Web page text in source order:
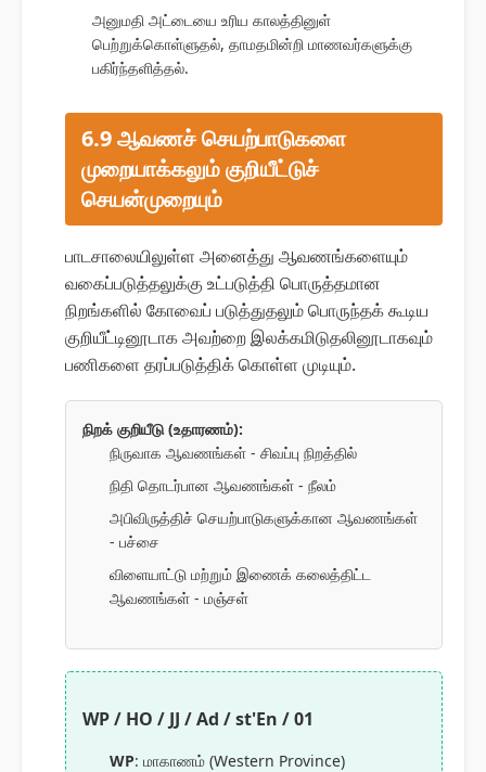
அனுமதி அட்டையை உரிய காலத்தினுள்
பெற்றுக்கொள்ளுதல், தாமதமின்றி மாணவர்களுக்கு
பகிர்ந்தளித்தல்.
6.9 ஆவணச் செயற்பாடுகளை
முறையாக்கலும் குறியீட்டுச்
செயன்முறையும்
பாடசாலையிலுள்ள அனைத்து ஆவணங்களையும்
வகைப்படுத்தலுக்கு உட்படுத்தி பொருத்தமான
நிறங்களில் கோவைப் படுத்துதலும் பொருந்தக் கூடிய
குறியீட்டினூடாக அவற்றை இலக்கமிடுதலினூடாகவும்
பணிகளை தரப்படுத்திக் கொள்ள முடியும்.
நிறக் குறியீடு (உதாரணம்):
நிருவாக ஆவணங்கள் - சிவப்பு நிறத்தில்
நிதி தொடர்பான ஆவணங்கள் - நீலம்
அபிவிருத்திச் செயற்பாடுகளுக்கான ஆவணங்கள்
- பச்சை
விளையாட்டு மற்றும் இணைக் கலைத்திட்ட
ஆவணங்கள் - மஞ்சள்
WP / HO / JJ / Ad / st'En / 01
WP: மாகாணம் (Western Province)